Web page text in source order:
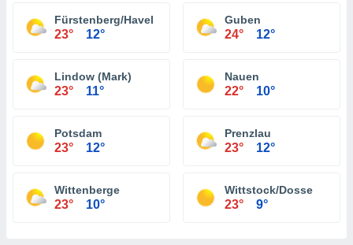
Fürstenberg/Havel
23° 12°
Guben
24° 12°
Lindow (Mark)
23° 11°
Nauen
22° 10°
Potsdam
23° 12°
Prenzlau
23° 12°
Wittenberge
23° 10°
Wittstock/Dosse
23° 9°